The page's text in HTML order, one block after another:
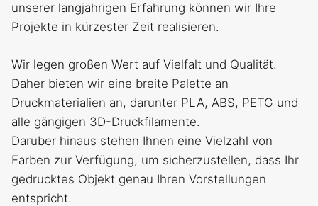
unserer langjährigen Erfahrung können wir Ihre
Projekte in kürzester Zeit realisieren.
Wir legen großen Wert auf Vielfalt und Qualität.
Daher bieten wir eine breite Palette an
Druckmaterialien an, darunter PLA, ABS, PETG und
alle gängigen 3D-Druckfilamente.
Darüber hinaus stehen Ihnen eine Vielzahl von
Farben zur Verfügung, um sicherzustellen, dass Ihr
gedrucktes Objekt genau Ihren Vorstellungen
entspricht.